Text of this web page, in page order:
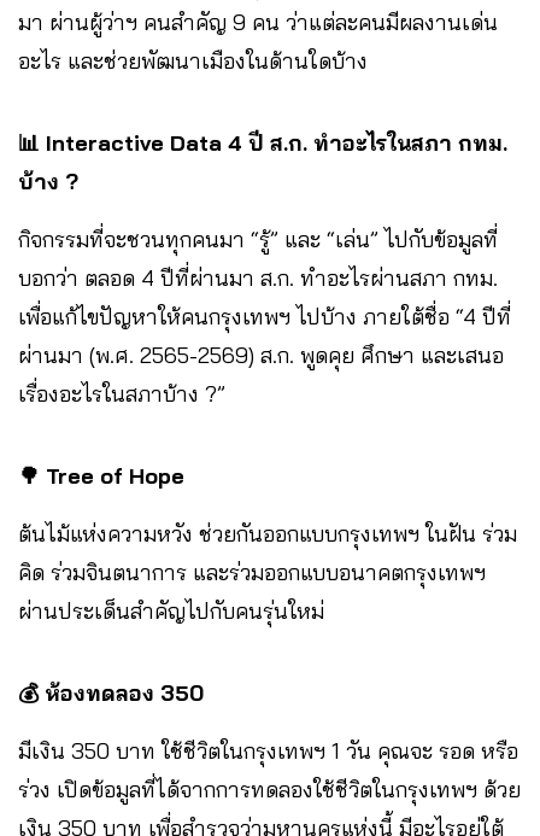
มา ผ่านผู้ว่าฯ คนสำคัญ 9 คน ว่าแต่ละคนมีผลงานเด่น
อะไร และช่วยพัฒนาเมืองในด้านใดบ้าง
📊 Interactive Data 4 ปี ส.ก. ทำอะไรในสภา กทม.
บ้าง ?
กิจกรรมที่จะชวนทุกคนมา “รู้” และ “เล่น” ไปกับข้อมูลที่
บอกว่า ตลอด 4 ปีที่ผ่านมา ส.ก. ทำอะไรผ่านสภา กทม.
เพื่อแก้ไขปัญหาให้คนกรุงเทพฯ ไปบ้าง ภายใต้ชื่อ “4 ปีที่
ผ่านมา (พ.ศ. 2565-2569) ส.ก. พูดคุย ศึกษา และเสนอ
เรื่องอะไรในสภาบ้าง ?”
🌳 Tree of Hope
ต้นไม้แห่งความหวัง ช่วยกันออกแบบกรุงเทพฯ ในฝัน ร่วม
คิด ร่วมจินตนาการ และร่วมออกแบบอนาคตกรุงเทพฯ
ผ่านประเด็นสำคัญไปกับคนรุ่นใหม่
💰 ห้องทดลอง 350
มีเงิน 350 บาท ใช้ชีวิตในกรุงเทพฯ 1 วัน คุณจะ รอด หรือ
ร่วง เปิดข้อมูลที่ได้จากการทดลองใช้ชีวิตในกรุงเทพฯ ด้วย
เงิน 350 บาท เพื่อสำรวจว่ามหานครแห่งนี้ มีอะไรอยู่ใต้